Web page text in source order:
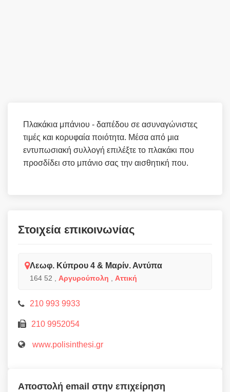
Πλακάκια μπάνιου - δαπέδου σε ασυναγώνιστες
τιμές και κορυφαία ποιότητα. Μέσα από μια
εντυπωσιακή συλλογή επιλέξτε το πλακάκι που
προσδίδει στο μπάνιο σας την αισθητική που.
Στοιχεία επικοινωνίας
Λεωφ. Κύπρου 4 & Μαρίν. Αντύπα
164 52 Αργυρούπολη Αττική
210 993 9933
210 9952054
www.polisinthesi.gr
Αποστολή email στην επιχείρηση